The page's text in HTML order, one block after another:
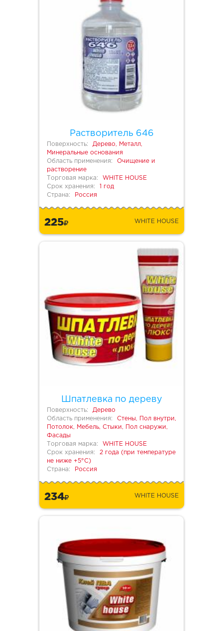
Растворитель 646
Поверхность:
Дерево, Металл,
Минеральные основания
Область применения:
Очищение и
растворение
Торговая марка:
WHITE HOUSE
Срок хранения:
1 год
Страна:
Россия
225 WHITE HOUSE
Шпатлевка по дереву
Поверхность:
Дерево
Область применения:
Стены, Пол внутри,
Потолок, Мебель, Стыки, Пол снаружи,
Фасады
Торговая марка:
WHITE HOUSE
Срок хранения:
2 года (при температуре
не ниже +5°С)
Страна:
Россия
234 WHITE HOUSE